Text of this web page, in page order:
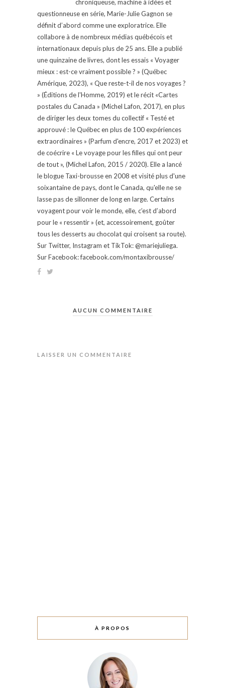
chroniqueuse, machine à idées et
questionneuse en série, Marie-Julie Gagnon se
définit d’abord comme une exploratrice. Elle
collabore à de nombreux médias québécois et
internationaux depuis plus de 25 ans. Elle a publié
une quinzaine de livres, dont les essais « Voyager
mieux : est-ce vraiment possible ? » (Québec
Amérique, 2023), « Que reste-t-il de nos voyages ?
» (Éditions de l'Homme, 2019) et le récit «Cartes
postales du Canada » (Michel Lafon, 2017), en plus
de diriger les deux tomes du collectif « Testé et
approuvé : le Québec en plus de 100 expériences
extraordinaires » (Parfum d'encre, 2017 et 2023) et
de coécrire « Le voyage pour les filles qui ont peur
de tout », (Michel Lafon, 2015 / 2020). Elle a lancé
le blogue Taxi-brousse en 2008 et visité plus d'une
soixantaine de pays, dont le Canada, qu'elle ne se
lasse pas de sillonner de long en large. Certains
voyagent pour voir le monde, elle, c’est d’abord
pour le « ressentir » (et, accessoirement, goûter
tous les desserts au chocolat qui croisent sa route).
Sur Twitter, Instagram et TikTok: @mariejuliega.
Sur Facebook: facebook.com/montaxibrousse/
AUCUN COMMENTAIRE
LAISSER UN COMMENTAIRE
À PROPOS